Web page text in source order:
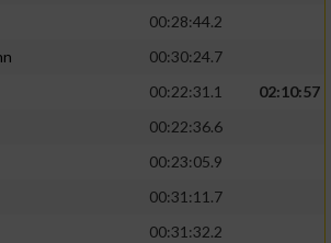
00:28:44.2
00:30:24.7
00:22:31.1
02:10:57
00:22:36.6
00:23:05.9
00:31:11.7
00:31:32.2